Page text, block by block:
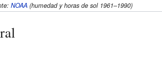
NOAA(humedad y horas de sol 1961–1990)